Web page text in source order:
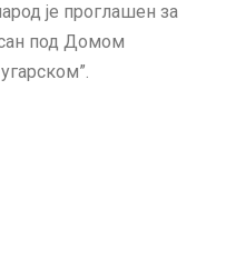
је проглашен за
под Домом